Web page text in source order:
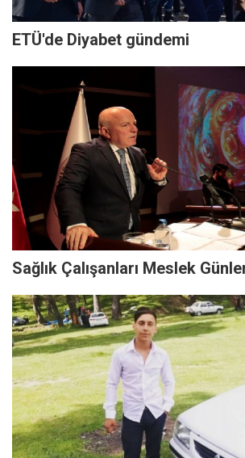
ETÜ'de Diyabet gündemi
Sağlık Çalışanları Meslek